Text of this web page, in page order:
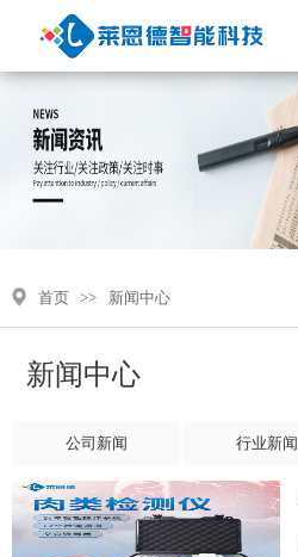
首页 >> 新闻中心
新闻中心
公司新闻 行业新闻